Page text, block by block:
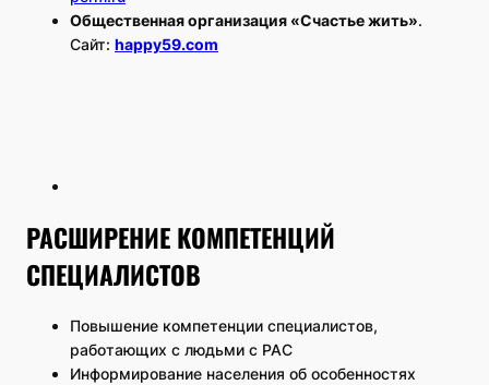
Общественная организация «Счастье жить».
Сайт: happy59.com
РАСШИРЕНИЕ КОМПЕТЕНЦИЙ
СПЕЦИАЛИСТОВ
Повышение компетенции специалистов,
работающих с людьми с РАС
Информирование населения об особенностях